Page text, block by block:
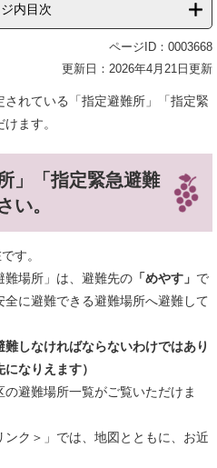
内目次
ページID：0003668
更新日：2026年4月21日更新
れている「指定避難所」「指定緊
ます。
」「指定緊急避難
い。
す。
難場所」は、避難先の 「めやす」 で
に避難できる避難場所へ避難して
しなければならないわけではあり
なりえます）
避難場所一覧がご覧いただけま
ンク＞ 」では、地図とともに、お近